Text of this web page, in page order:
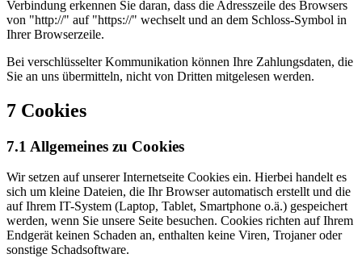
Verbindung erkennen Sie daran, dass die Adresszeile des Browsers
von "http://" auf "https://" wechselt und an dem Schloss-Symbol in
Ihrer Browserzeile.
Bei verschlüsselter Kommunikation können Ihre Zahlungsdaten, die
Sie an uns übermitteln, nicht von Dritten mitgelesen werden.
7 Cookies
7.1 Allgemeines zu Cookies
Wir setzen auf unserer Internetseite Cookies ein. Hierbei handelt es
sich um kleine Dateien, die Ihr Browser automatisch erstellt und die
auf Ihrem IT-System (Laptop, Tablet, Smartphone o.ä.) gespeichert
werden, wenn Sie unsere Seite besuchen. Cookies richten auf Ihrem
Endgerät keinen Schaden an, enthalten keine Viren, Trojaner oder
sonstige Schadsoftware.